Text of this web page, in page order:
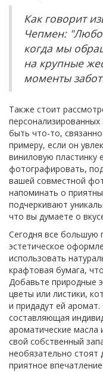
Как говорит
Чепмен:
когда мы
на крупные
моменты
Также стоит
быть что-то,
примеру, если он
виниловую пластинку
фотографировать,
вашей совместной
напоминать о
подчеркивают
что вы думаете о
Сегодня все большую
эстетическое
использовать
крафтовая бумага,
Добавьте природные
цветы или листики,
и придадут ей
составляющая
ароматические масла
свой собственный
необязательно стоят
приятное впечатление.